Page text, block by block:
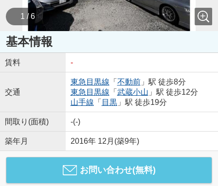
1 / 6
基本情報
賃料 -
交通
東急目黒線 「 不動前」駅 徒歩8分
東急目黒線 「 武蔵小山 」駅 徒歩12分
山手線 「 目黒」駅 徒歩19分
間取り(面積) -(-)
築年月 2016年 12月(築9年)
お問い合わせ(無料)